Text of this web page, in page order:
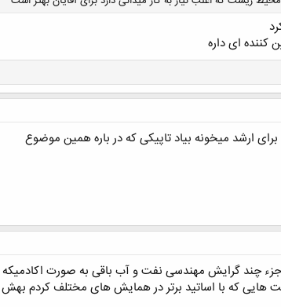
ای داره
ارشد میخونه بیاد تاپیکی که در باره همین موضوع
چند گرایش مهندسی نفت و آب باقی به صورت اکادمیکه
که با اساتید برتر در همایش های مختلف کردم